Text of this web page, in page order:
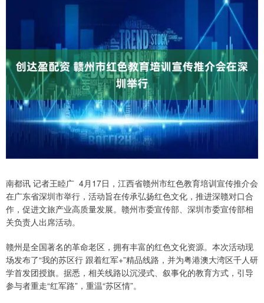
南都讯 记者王睦广 4月17日，江西省赣州市红色教育培训宣传推介会
在广东省深圳市举行，活动旨在传承弘扬红色文化，推进深赣对口合
作，促进文旅产业高质量发展。赣州市委宣传部、深圳市委宣传部相
关负责人出席活动。
赣州是全国著名的革命老区，拥有丰富的红色文化资源。本次活动现
场发布了“我的苏区行 跟着红军+”精品线路，并为粤港澳大湾区千人研
学首发团授旗。据悉，相关线路以沉浸式、叙事化的教育方式，引导
参与者重走“红军路”，重温“苏区情”。